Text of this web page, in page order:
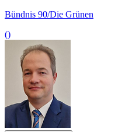
Bündnis 90/Die Grünen
()